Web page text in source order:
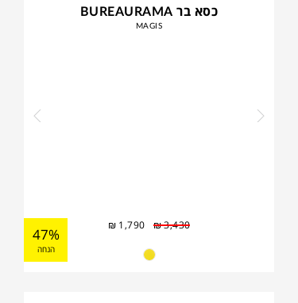
כסא בר BUREAURAMA
MAGIS
₪3,430
₪ 1,790
47%
הנחה